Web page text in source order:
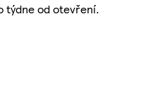
týdne od otevření.